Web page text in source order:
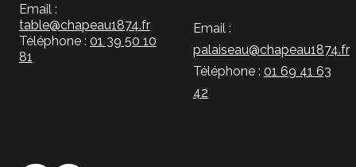
Email :
table@chapeau1874.fr
Téléphone : 01 39 50 10
81
Email :
palaiseau@chapeau1874.fr
Téléphone : 01 69 41 63
42